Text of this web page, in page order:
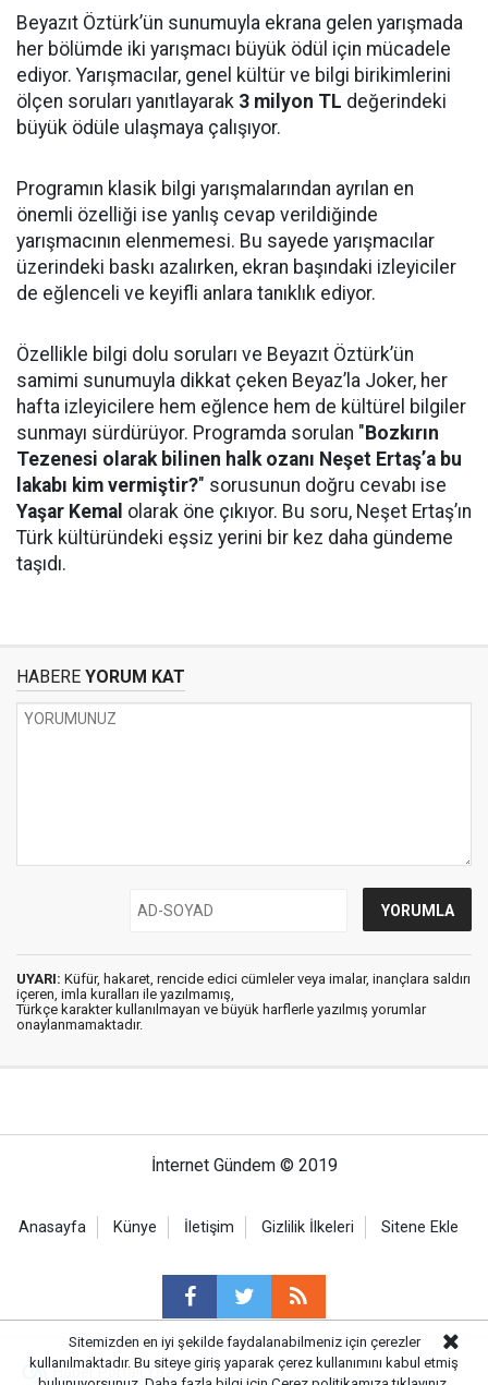
Beyazıt Öztürk’ün sunumuyla ekrana gelen yarışmada
her bölümde iki yarışmacı büyük ödül için mücadele
ediyor. Yarışmacılar, genel kültür ve bilgi birikimlerini
ölçen soruları yanıtlayarak 3 milyon TL değerindeki
büyük ödüle ulaşmaya çalışıyor.
Programın klasik bilgi yarışmalarından ayrılan en
önemli özelliği ise yanlış cevap verildiğinde
yarışmacının elenmemesi. Bu sayede yarışmacılar
üzerindeki baskı azalırken, ekran başındaki izleyiciler
de eğlenceli ve keyifli anlara tanıklık ediyor.
Özellikle bilgi dolu soruları ve Beyazıt Öztürk’ün
samimi sunumuyla dikkat çeken Beyaz’la Joker, her
hafta izleyicilere hem eğlence hem de kültürel bilgiler
sunmayı sürdürüyor. Programda sorulan " Bozkırın
Tezenesi olarak bilinen halk ozanı Neşet Ertaş’a bu
lakabı kim vermiştir?" sorusunun doğru cevabı ise
Yaşar Kemal olarak öne çıkıyor. Bu soru, Neşet Ertaş’ın
Türk kültüründeki eşsiz yerini bir kez daha gündeme
taşıdı.
HABERE YORUM KAT
UYARI: Küfür, hakaret, rencide edici cümleler veya imalar, inançlara saldırı
içeren, imla kuralları ile yazılmamış,
Türkçe karakter kullanılmayan ve büyük harflerle yazılmış yorumlar
onaylanmamaktadır.
İnternet Gündem © 2019
Anasayfa Künye İletişim Gizlilik İlkeleri Sitene Ekle
Haber Portalı Yazılımı
Sitemizden en iyi şekilde faydalanabilmeniz için çerezler
kullanılmaktadır. Bu siteye giriş yaparak çerez kullanımını kabul etmiş